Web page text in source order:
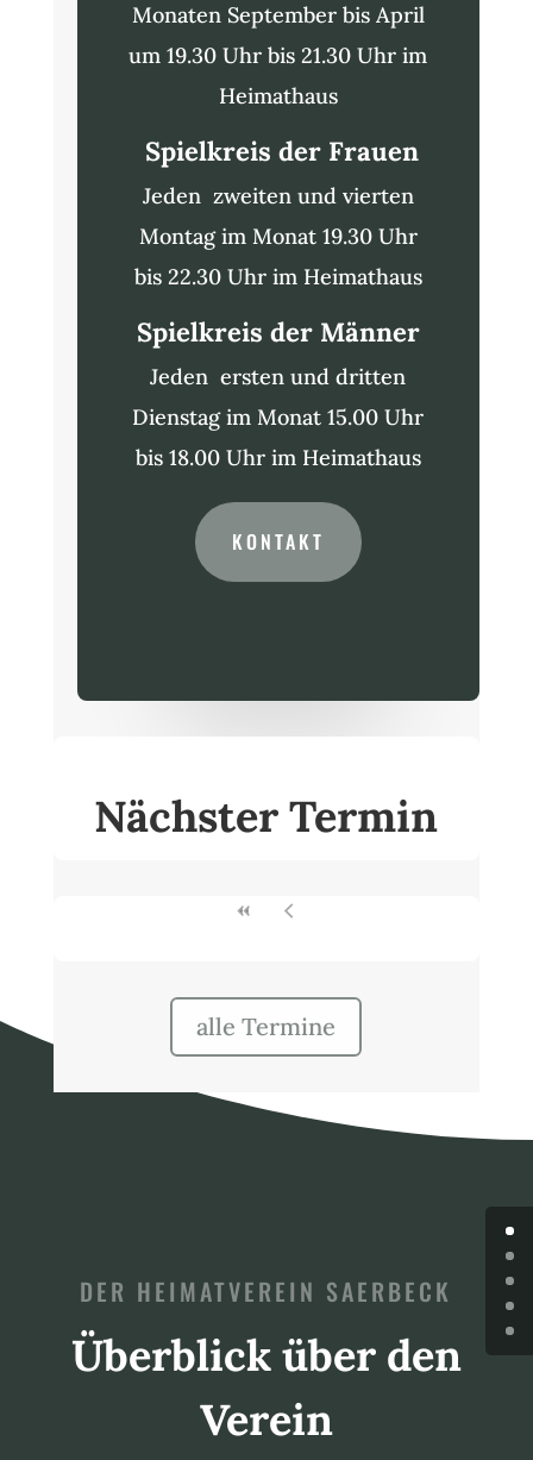
Monaten September bis April
um 19.30 Uhr bis 21.30 Uhr im
Heimathaus
Spielkreis der Frauen
Jeden zweiten und vierten
Montag im Monat 19.30 Uhr
bis 22.30 Uhr im Heimathaus
Spielkreis der Männer
Jeden ersten und dritten
Dienstag im Monat 15.00 Uhr
bis 18.00 Uhr im Heimathaus
KONTAKT
Nächster Termin
alle Termine
DER HEIMATVEREIN SAERBECK
Überblick über den
Verein